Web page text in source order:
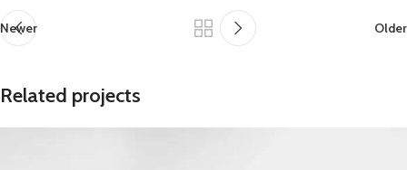
Newer Older
Related projects